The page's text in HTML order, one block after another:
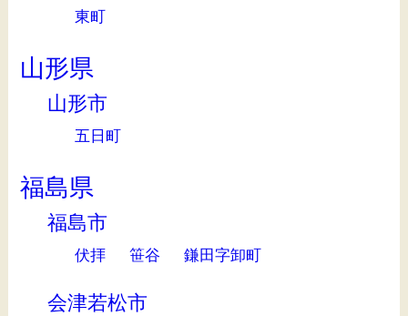
東町
山形県
山形市
五日町
福島県
福島市
伏拝 笹谷 鎌田字卸町
会津若松市